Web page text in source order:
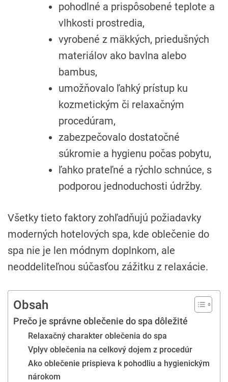
pohodlné a prispôsobené teplote a
vlhkosti prostredia,
vyrobené z mäkkých, priedušných
materiálov ako bavlna alebo
bambus,
umožňovalo ľahký prístup ku
kozmetickým či relaxačným
procedúram,
zabezpečovalo dostatočné
súkromie a hygienu počas pobytu,
ľahko prateľné a rýchlo schnúce, s
podporou jednoduchosti údržby.
Všetky tieto faktory zohľadňujú požiadavky
moderných hotelových spa, kde oblečenie do
spa nie je len módnym doplnkom, ale
neoddeliteľnou súčasťou zážitku z relaxácie.
Obsah
Prečo je správne oblečenie do spa dôležité
Relaxačný charakter oblečenia do spa
Vplyv oblečenia na celkový dojem z procedúr
Ako oblečenie prispieva k pohodliu a hygienickým
nárokom